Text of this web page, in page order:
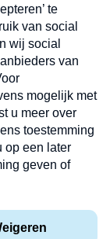
in uw